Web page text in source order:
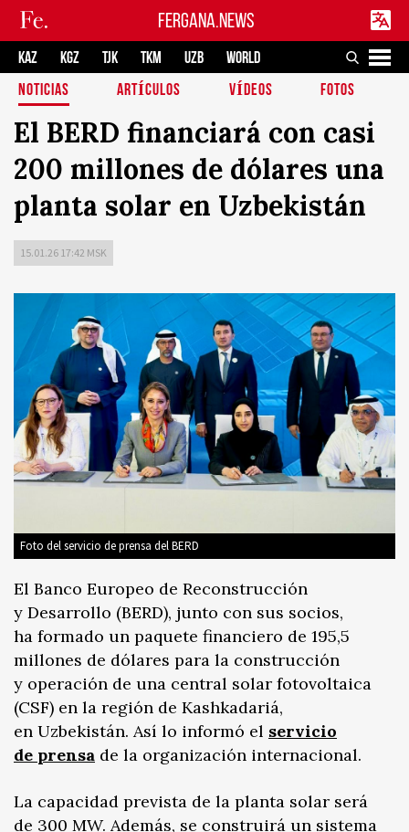
FERGANA.NEWS
KAZ KGZ TJK TKM UZB
WORLD
NOTICIAS
ARTÍCULOS VÍDEOS FOTOS
El BERD financiará con casi
200 millones de dólares una
planta solar en Uzbekistán
15.01.26 17:42 MSK
Foto del servicio de prensa del BERD
El Banco Europeo de Reconstrucción
y Desarrollo (BERD), junto con sus socios,
ha formado un paquete financiero de 195,5
millones de dólares para la construcción
y operación de una central solar fotovoltaica
(CSF) en la región de Kashkadariá,
en Uzbekistán. Así lo informó el servicio
de prensa de la organización internacional.
La capacidad prevista de la planta solar será
de 300 MW. Además, se construirá un sistema